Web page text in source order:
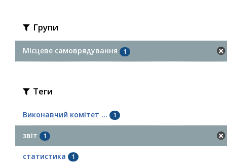
Групи
Місцеве самоврядування 1
Теги
Виконавчий комітет ... 1
звіт 1
статистика 1